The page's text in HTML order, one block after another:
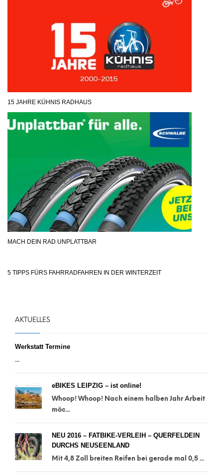
15 JAHRE KÜHNIS RADHAUS
MACH DEIN RAD UNPLATTBAR
5 TIPPS FÜRS FAHRRADFAHREN IN DER WINTERZEIT
AKTUELLES
Werkstatt Termine
...
eBIKES LEIPZIG – ist online!
Whoop! Whoop! Nach einem halben Jahr Arbeit
möc...
NEU 2016 – FATBIKE-VERLEIH – QUERFELDEIN
DURCHS NEUSEENLAND
Mit 4,8 Zoll breiten Reifen bei gerade mal 0,5 ...